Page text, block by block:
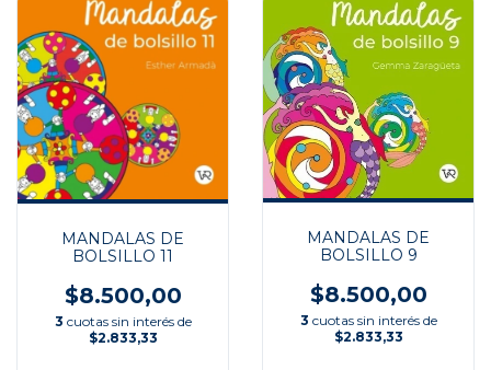
MANDALAS DE
BOLSILLO 11
$8.500,00
3 cuotas sin interés de
$2.833,33
MANDALAS DE
BOLSILLO 9
$8.500,00
3 cuotas sin interés de
$2.833,33